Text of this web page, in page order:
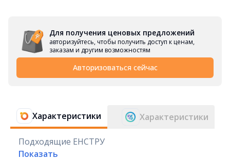
Для получения ценовых предложений
авторизуйтесь, чтобы получить доступ к ценам,
заказам и другим возможностям
Авторизоваться сейчас
Характеристики Характеристики
Подходящие ЕНСТРУ
Показать